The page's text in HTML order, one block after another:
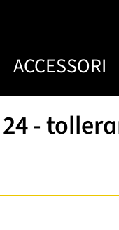
ACCESSORI
-